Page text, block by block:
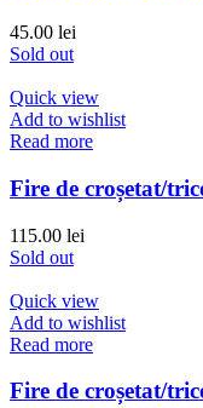
45.00 lei
Sold out
Quick view
Add to wishlist
Read more
Fire de croșetat/
115.00 lei
Sold out
Quick view
Add to wishlist
Read more
Fire de croșetat/